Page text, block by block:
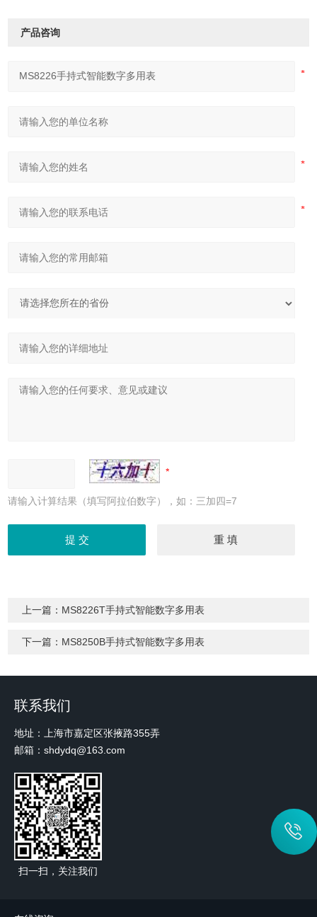
产品咨询
请输入计算结果（填写阿拉伯数字），如：三加四=7
上一篇： MS8226T手持式智能数字多用表
下一篇： MS8250B手持式智能数字多用表
联系我们
地址：上海市嘉定区张掖路355弄
邮箱：shdydq@163.com
扫一扫，关注我们